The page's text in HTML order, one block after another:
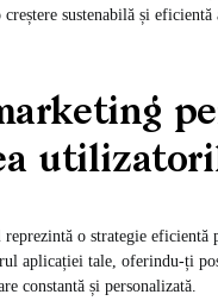
creștere sustenabilă și
o strategie eficientă
aplicației tale, oferindu-ți
constantă și personalizată.